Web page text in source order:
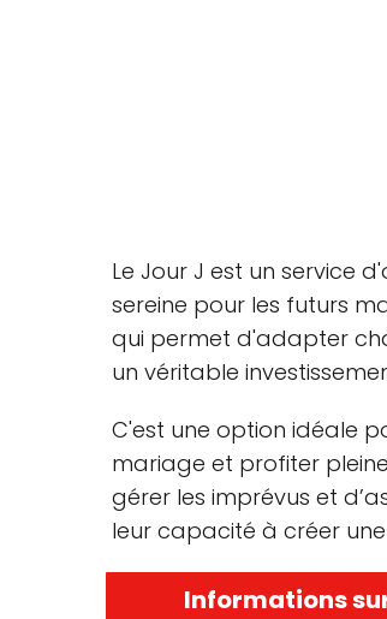
Le Jour J est un service
sereine pour les futurs
qui permet d'adapter
un véritable
C'est une option idéale
mariage et profiter
gérer les imprévus et
leur capacité à créer
Informations